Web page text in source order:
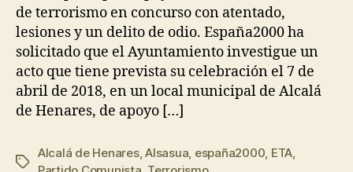
de terrorismo en concurso con atentado,
lesiones y un delito de odio. España2000 ha
solicitado que el Ayuntamiento investigue un
acto que tiene prevista su celebración el 7 de
abril de 2018, en un local municipal de Alcalá
de Henares, de apoyo […]
Alcalá de Henares,Alsasua españa2000 ETA